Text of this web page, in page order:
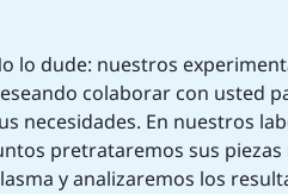
lo dude: nuestros
colaborar con usted
necesidades. En nuestros
pretrataremos sus
y analizaremos los